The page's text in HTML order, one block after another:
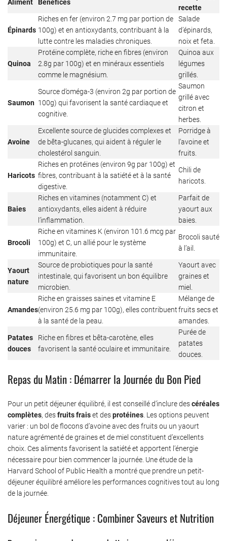
Aliment Bénéfices
recette
Épinards
Riches en fer (environ 2.7 mg par portion de
100g) et en antioxydants, contribuant à la
lutte contre les maladies chroniques.
Salade
d’épinards,
noix et feta.
Quinoa
Protéine complète, riche en fibres (environ
2.8g par 100g) et en minéraux essentiels
comme le magnésium.
Quinoa aux
légumes
grillés.
Saumon
Source d’oméga-3 (environ 2g par portion de
100g) qui favorisent la santé cardiaque et
cognitive.
Saumon
grillé avec
citron et
herbes.
Avoine
Excellente source de glucides complexes et
de bêta-glucanes, qui aident à réguler le
cholestérol sanguin.
Porridge à
l’avoine et
fruits.
Haricots
Riches en protéines (environ 9g par 100g) et
fibres, contribuant à la satiété et à la santé
digestive.
Chili de
haricots.
Baies
Riches en vitamines (notamment C) et
antioxydants, elles aident à réduire
l’inflammation.
Parfait de
yaourt aux
baies.
Brocoli
Riche en vitamines K (environ 101.6 mcg par
100g) et C, un allié pour le système
immunitaire.
Brocoli sauté
à l’ail.
Yaourt
nature
Source de probiotiques pour la santé
intestinale, qui favorisent un bon équilibre
microbien.
Yaourt avec
graines et
miel.
Amandes
Riche en graisses saines et vitamine E
(environ 25.6 mg par 100g), elles contribuent
à la santé de la peau.
Mélange de
fruits secs et
amandes.
Patates
douces
Riche en fibres et bêta-carotène, elles
favorisent la santé oculaire et immunitaire.
Purée de
patates
douces.
Repas du Matin : Démarrer la Journée du Bon Pied
Pour un petit déjeuner équilibré, il est conseillé d’inclure descéréales
complètes, desfruits fraiset desprotéines . Les options peuvent
varier : un bol de flocons d’avoine avec des fruits ou un yaourt
nature agrémenté de graines et de miel constituent d’excellents
choix. Ces aliments favorisent la satiété et apportent l’énergie
nécessaire pour bien commencer la journée. Une étude de la
Harvard School of Public Health a montré que prendre un petit-
déjeuner équilibré améliore les performances cognitives tout au long
de la journée.
Déjeuner Énergétique : Combiner Saveurs et Nutrition